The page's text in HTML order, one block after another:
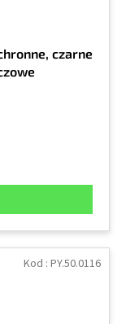
czarne
Kod : PY.50.0116